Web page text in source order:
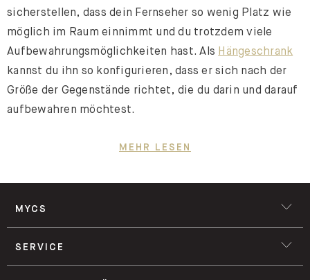
sicherstellen, dass dein Fernseher so wenig Platz wie
möglich im Raum einnimmt und du trotzdem viele
Aufbewahrungsmöglichkeiten hast. Als Hängeschrank
kannst du ihn so konfigurieren, dass er sich nach der
Größe der Gegenstände richtet, die du darin und darauf
aufbewahren möchtest.
TV-Schränke gibt es in vielen verschiedenen Varianten.
verwendeten Maße für einen TV-Schrank: eine Breite
MEHR LESEN
MYCS
SERVICE